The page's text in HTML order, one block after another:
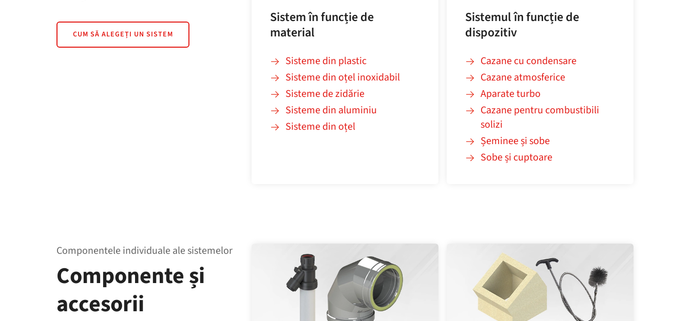
CUM SĂ ALEGEȚI UN SISTEM
Sistem în funcție de
material
Sisteme din plastic
Sisteme din oțel inoxidabil
Sisteme de zidărie
Sisteme din aluminiu
Sisteme din oțel
Sistemul în funcție de
dispozitiv
Cazane cu condensare
Cazane atmosferice
Aparate turbo
Cazane pentru combustibili
solizi
Șeminee și sobe
Sobe și cuptoare
Componentele individuale ale sistemelor
Componente și
accesorii